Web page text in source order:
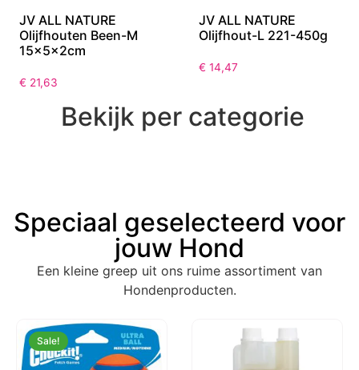
JV ALL NATURE
Olijfhouten Been-M
15x5x2cm
€ 21,63
JV ALL NATURE
Olijfhout-L 221-450g
€ 14,47
Bekijk per categorie
Speciaal geselecteerd voor
jouw Hond
Een kleine greep uit ons ruime assortiment van
Hondenproducten.
Sale!